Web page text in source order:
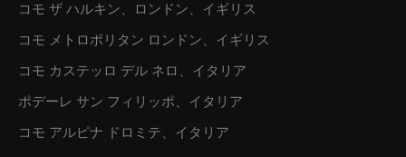
コモ ザ ハルキン、ロンドン、イギリス
コモ メトロポリタン ロンドン、イギリス
コモ カステッロ デル ネロ、イタリア
ポデーレ サン フィリッポ、イタリア
コモ アルピナ ドロミテ、イタリア